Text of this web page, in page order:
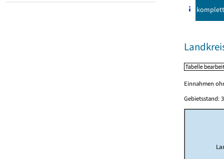
komplett
Einnahmen
Gebietsstand: